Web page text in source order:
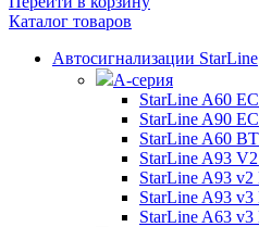
Каталог товаров
Автосигнализации StarLine
А-серия
StarLine A60
StarLine A90
StarLine A60
StarLine A93
StarLine A93 v2
StarLine A93
StarLine A63